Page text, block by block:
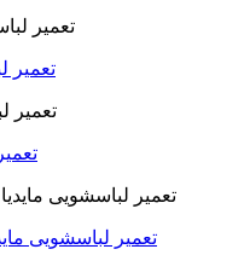
تعمیر
تعمیر لباسشویی